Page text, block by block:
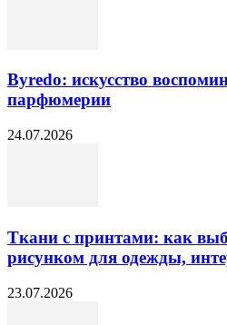
Byredo: искусство
парфюмерии
24.07.2026
Ткани с принтами: как
рисунком для одежды,
23.07.2026